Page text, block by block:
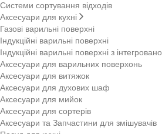
Системи сортування відходів
Аксесуари для кухні
Газові варильні поверхні
Індукційні варильні поверхні
Індукційні варильні поверхні з
Аксесуари для варильних поверхонь
Аксесуари для витяжок
Аксесуари для духових шаф
Аксесуари для мийок
Аксесуари для сортерів
Аксесуари та Запчастини для змішувачів